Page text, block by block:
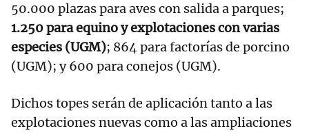
50.000 plazas para aves con salida a parques;
1.250 para equino y explotaciones con varias
especies (UGM); 864 para factorías de porcino
(UGM); y 600 para conejos (UGM).
Dichos topes serán de aplicación tanto a las
explotaciones nuevas como a las ampliaciones